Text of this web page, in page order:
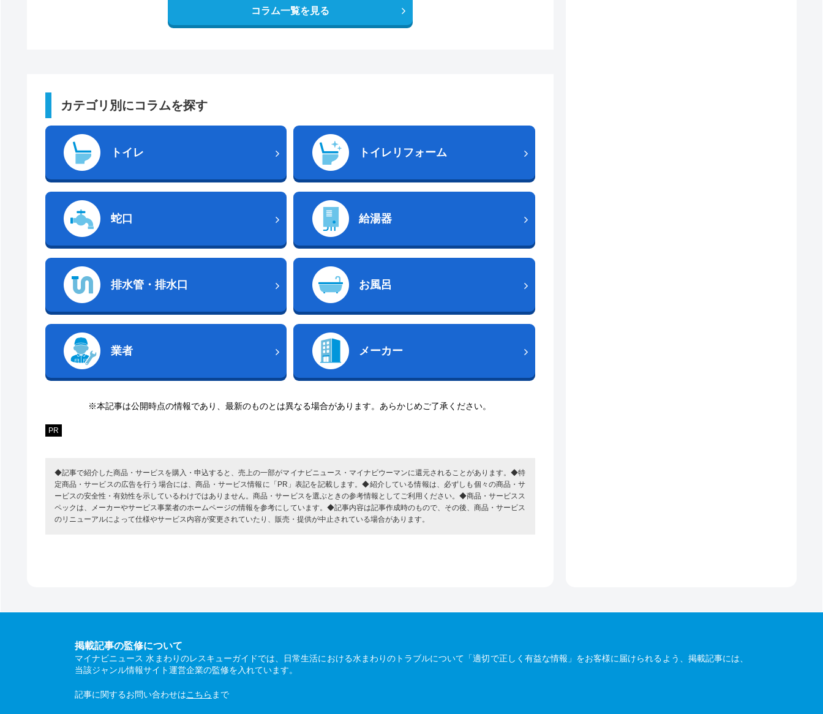
コラム一覧を見る
カテゴリ別にコラムを探す
トイレ トイレリフォーム
蛇口 給湯器
排水管・排水口 お風呂
業者 メーカー
※本記事は公開時点の情報であり、最新のものとは異なる場合があります。あらかじめご了承ください。
PR
◆記事で紹介した商品・サービスを購入・申込すると、売上の一部がマイナビニュース・マイナビウーマンに還元されることがあります。◆特
定商品・サービスの広告を行う場合には、商品・サービス情報に「PR」表記を記載します。◆紹介している情報は、必ずしも個々の商品・サ
ービスの安全性・有効性を示しているわけではありません。商品・サービスを選ぶときの参考情報としてご利用ください。◆商品・サービスス
ペックは、メーカーやサービス事業者のホームページの情報を参考にしています。◆記事内容は記事作成時のもので、その後、商品・サービス
のリニューアルによって仕様やサービス内容が変更されていたり、販売・提供が中止されている場合があります。
掲載記事の監修について
マイナビニュース 水まわりのレスキューガイドでは、日常生活における水まわりのトラブルについて「適切で正しく有益な情報」をお客様に届けられるよう、掲載記事には、
当該ジャンル情報サイト運営企業の監修を入れています。
記事に関するお問い合わせはこちら まで